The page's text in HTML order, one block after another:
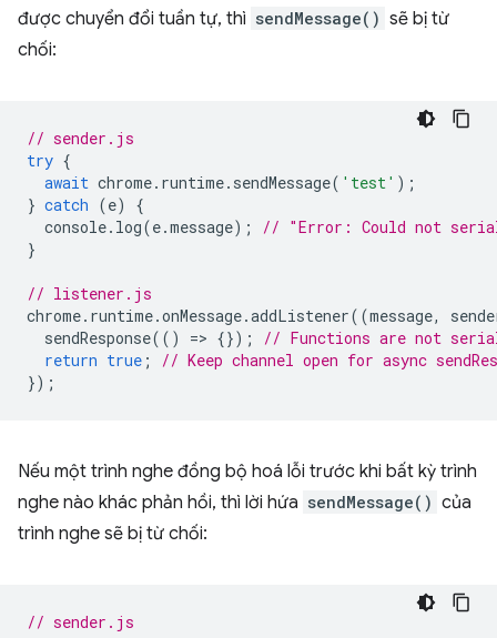
được chuyển đổi tuần tự, thì sendMessage() sẽ bị từ
chối:
// sender.js
try {
await chrome. runtime. sendMessage( 'test' );
} catch (e)
{
console. log(e.message);
// "Error: Could not
}
// listener.js
chrome. runtime.onMessage.addListener((message,
sendResponse(() => {});
// Functions are not
return true ;
// Keep channel open for async
});
Nếu một trình nghe đồng bộ hoá lỗi trước khi bất kỳ trình
nghe nào khác phản hồi, thì lời hứa sendMessage() của
trình nghe sẽ bị từ chối:
// sender.js